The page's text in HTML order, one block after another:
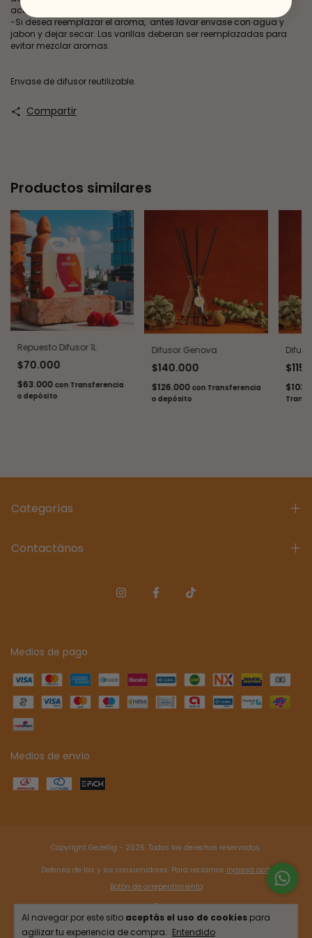
Al navegar por este sitio aceptás el uso de cookies para
agilizar tu experiencia de compra. Entendido
acondicionado). 1L tiene una duracion de ~4 meses.
-Si desea reemplazar el aroma, antes lavar envase con agua y
jabon y dejar secar. Las varillas deberan ser reemplazadas para
evitar mezclar aromas.
Envase de difusor reutilizable.
Compartir
Productos similares
Repuesto Difusor 1L
$70.000
$63.000 con Transferencia
o depósito
Difusor Genova
$140.000
$126.000 con Transferencia
o depósito
Categorías
Contactános
Medios de pago
Medios de envío
Copyright Gezellig - 2026. Todos los derechos reservados.
Defensa de las y los consumidores. Para reclamos ingresá acá.
Botón de arrepentimiento